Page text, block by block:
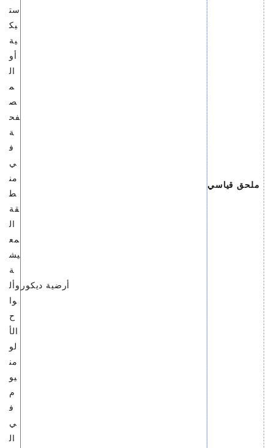
ملحق قياسي
أرضية ديكور
ست
يك
ية
أو
ال
م
ص
فح
ة
ف
ي
من
ط
قة
ال
مع
يش
ة
وأل
وا
ح
الأ
لو
من
يو
م
ف
ي
ال